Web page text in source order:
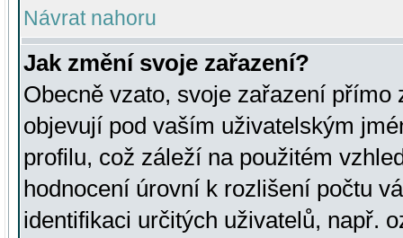
Návrat nahoru
Jak změní svoje zařazení?
Obecně vzato, svoje zařazení přímo
objevují pod vaším uživatelským
profilu, což záleží na použitém
hodnocení úrovní k rozlišení počtu
identifikaci určitých uživatelů, např.